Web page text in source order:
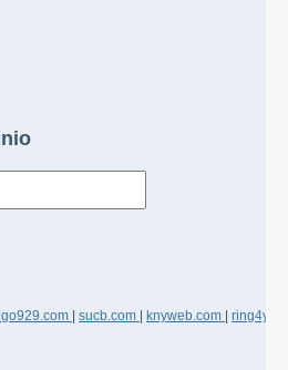
sucb.com knyweb.com